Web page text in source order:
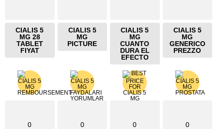
CIALIS 5
MG 28
TABLET
FIYAT
CIALIS 5
MG
PICTURE
CIALIS 5
MG
CUANTO
DURA EL
EFECTO
CIALIS 5
MG
GENERICO
PREZZO
0 0 0 0